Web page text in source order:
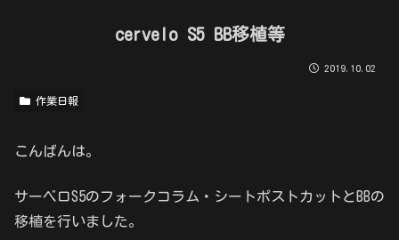
cervelo S5 BB移植等
2019.10.02
作業日報
こんばんは。
サーベロS5のフォークコラム・シートポストカットとBBの
移植を行いました。